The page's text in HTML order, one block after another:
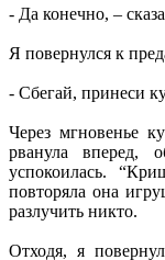
- Да конечно, –
Я повернулся к
- Сбегай, принеси
Через мгновенье
рванула вперед,
успокоилась.
повторяла она
разлучить никто.
Отходя, я